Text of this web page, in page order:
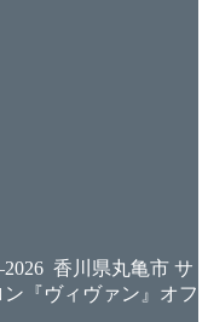
香川県丸亀市 サ
『ヴィヴァン』オフ